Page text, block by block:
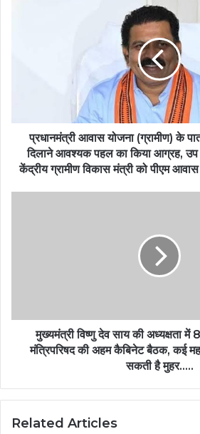
प्रधानमंत्री आवास योजना (ग्रामीण) के
दिलाने आवश्यक पहल का किया आग्रह, उप
केंद्रीय ग्रामीण विकास मंत्री को पीएम
मुख्यमंत्री विष्णु देव साय की अध्यक्षता में
मंत्रिपरिषद की अहम कैबिनेट बैठक, कई
सकती है मुहर…..
Related Articles